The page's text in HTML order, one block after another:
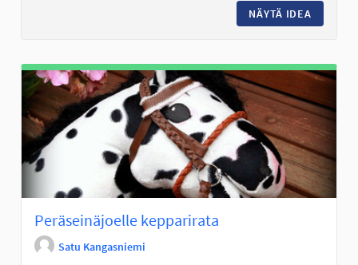
NÄYTÄ IDEA
Peräseinäjoelle kepparirata
Satu Kangasniemi